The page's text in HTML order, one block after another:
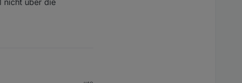
den Ladestrom auch
hätte. Den go-e